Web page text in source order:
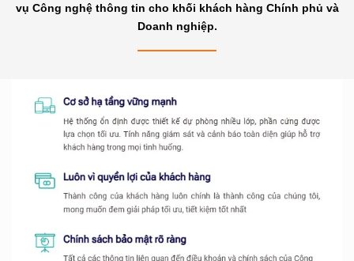
vụ Công nghệ thông tin cho khối khách hàng Chính phủ và
Doanh nghiệp.